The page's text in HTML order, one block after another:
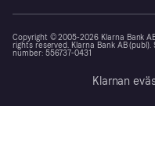
Copyright © 2005-2026 Klarna Bank
rights reserved. Klarna Bank AB (publ).
number: 556737-0431
Klarnan